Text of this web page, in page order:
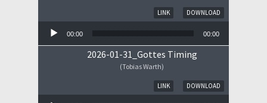
DOWNLOAD
LINK
00:00 00:00
2026-01-31_Gottes Timing
(Tobias Warth)
DOWNLOAD
LINK